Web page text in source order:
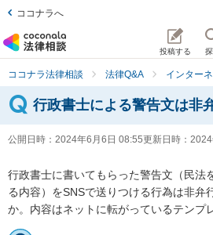
ココナラへ
投稿する
ココナラ法律相談 法律Q&A インター
行政書士による警告文は非
公開日時： 2024年6月6日 08:55更新日時：
行政書士に書いてもらった警告文（民法
る内容）をSNSで送りつける行為は非弁
か。内容はネットに転がっているテンプ